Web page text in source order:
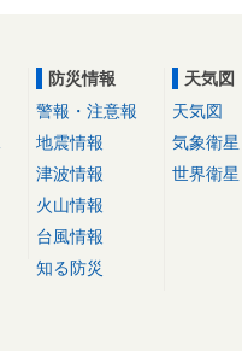
防災情報
警報・注意報
地震情報
津波情報
火山情報
台風情報
知る防災
天気図
天気図
気象衛星
世界衛星